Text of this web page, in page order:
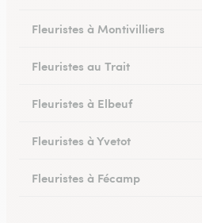
Fleuristes à Montivilliers
Fleuristes au Trait
Fleuristes à Elbeuf
Fleuristes à Yvetot
Fleuristes à Fécamp